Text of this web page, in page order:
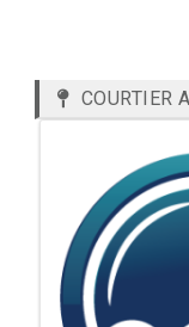
COURTIER